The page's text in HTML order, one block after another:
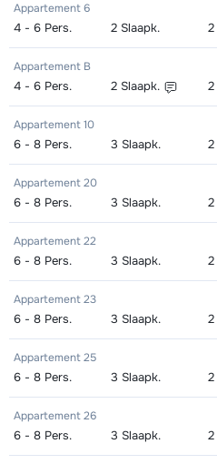
Goud (Sensation) Ski's +
+ Stokken (8 dagen)
Goud (Sensation) Ski's + Stokken
dagen)
dagen)
Zilver (Evolution) Ski's +
Stokken (8 dagen)
dagen)
Zilver (Evolution) Schoenen (8
dagen)
Kampioen (Champion) Schoenen
Toekomst (Espoir) Ski's +
+ Stokken (8 dagen)
Toekomst (Espoir) Ski's +
dagen)
Toekomst (Espoir) Schoenen (8
dagen)
Mini Kid Ski's + Stokken +
(8 dagen)
Mini Kid Ski's + Stokken (8 dagen)
Mini Kid Schoenen (8 dagen)
Zilver (Evolution) Snowboard (8
dagen)
Zilver (Evolution) Boots (8 dagen)
Groepsles snowboard vanaf 5
's morgens - Beginner (0 weken)
Groepsles snowboard vanaf 5 jaar
's morgens - Gemiddeld (1-2
Groepsles snowboard vanaf 5
's morgens - Gevorderd (min. 3
weken)
Groepsles ski Volwassene 's
middags - Beginner (0 weken)
Groepsles ski Volwassene 's
middags - Gemiddeld (1-3 weken)
Groepsles ski Volwassene 's
middags- Gevorderd (min. 3
Groepsles ski Kind (5 - 13 jaar) 's
Appartement 6
4 - 6 Pers. 2 Slaapk. 2
Appartement B
4 - 6 Pers. 2 Slaapk. 2
Appartement 10
6 - 8 Pers. 3 Slaapk. 2
Appartement 20
6 - 8 Pers. 3 Slaapk. 2
Appartement 22
6 - 8 Pers. 3 Slaapk. 2
Appartement 23
6 - 8 Pers. 3 Slaapk. 2
Appartement 25
6 - 8 Pers. 3 Slaapk. 2
Appartement 26
6 - 8 Pers. 3 Slaapk. 2